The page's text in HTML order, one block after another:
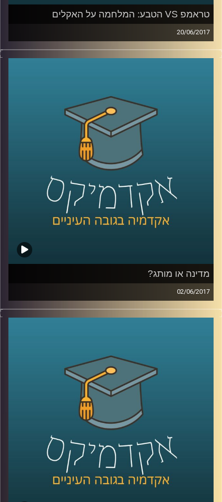
טראמפ VS הטבע: המלחמה על האקלים
20/06/2017
לאחרונה הודיע נשיא ארה"ב דונלד טראמפ, כי
של כל זה לגבינו? פרופסור יואב יאיר, דיקן בית
הספר לקיימות, מפרט על ההסכם ההיסטורי
ועומד על הסיבות האפשריות שבגינן נשיא
המעצמה החזקה בעולם קורא תיגר על הבנות
שהוסכמו על ידי כמעט 200 מדינות
קרדיט תמונות: AudioVersity
מדינה או מותג?
02/06/2017
דמיינו ראש ממשלה יושב במשרד פרסום וחושב
בעיצומו במדינות רבות בעולם ומה בכל זאת
ההבדלים בין מיתוג עסקי למיתוג מדינה. כמו כן,
איזה חלק יש לאזרחי המדינה הפעילים
באינסטגרם לתהליך הזה ומה הקשר של כל זה
קרדיט תמונות: AudioVersity